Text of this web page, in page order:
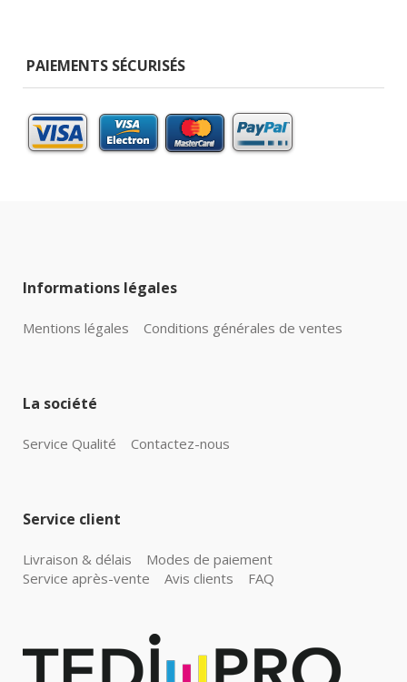
PAIEMENTS SÉCURISÉS
Informations légales
Mentions légales Conditions générales de ventes
La société
Service Qualité Contactez-nous
Service client
Livraison & délais
Modes de paiement
Service après-vente
Avis clients FAQ